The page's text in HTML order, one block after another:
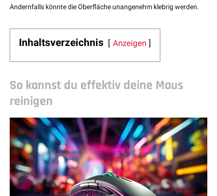
Andernfalls könnte die Oberfläche unangenehm klebrig werden.
Inhaltsverzeichnis Anzeigen
So kannst du effektiv deine Maus
reinigen